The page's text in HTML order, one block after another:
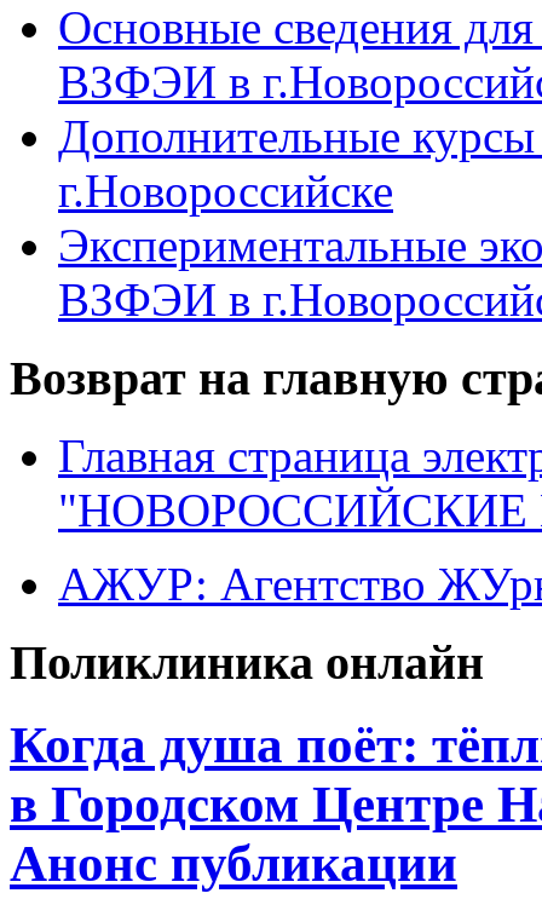
Основные сведения
ВЗФЭИ в
Дополнительные
г.Новороссийске
Экспериментальные
ВЗФЭИ в
Возврат на главную
Главная страница
"НОВОРОССИЙСКИЕ
АЖУР: Агентство
Поликлиника онлайн
Когда душа поёт:
в Городском Центре
Анонс публикации